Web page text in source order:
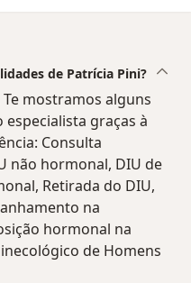
de Patrícia Pini?
mostramos alguns
graças à
Consulta
não hormonal, DIU de
Retirada do DIU,
na
hormonal na
de Homens